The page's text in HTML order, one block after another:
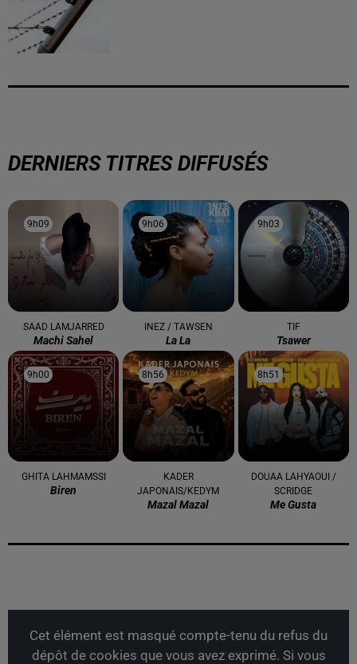
DERNIERS TITRES DIFFUSÉS
9h09
9h09
SAAD LAMJARRED
Machi Sahel
9h06
9h06
INEZ / TAWSEN
La La
9h03
9h03
TIF
Tsawer
9h00
9h00
GHITA LAHMAMSSI
Biren
8h56
8h56
KADER
JAPONAIS/KEDYM
Mazal Mazal
8h51
8h51
DOUAA LAHYAOUI /
SCRIDGE
Me Gusta
Cet élément est masqué compte-tenu du refus du
dépôt de cookies que vous avez exprimé. Si vous